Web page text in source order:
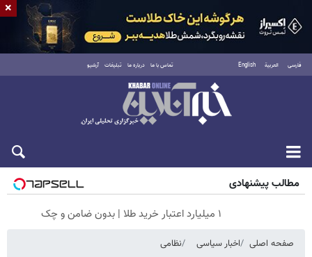
فارسی العربية English تماس با ما درباره ما تبلیغات آرشیو
شنبه ۱۷ مرداد ۱۴۰۵
مطالب پیشنهادی
۱ میلیارد اعتبار خرید طلا | بدون ضامن و چک
صفحه اصلی اخبار سیاسی نظامی
×